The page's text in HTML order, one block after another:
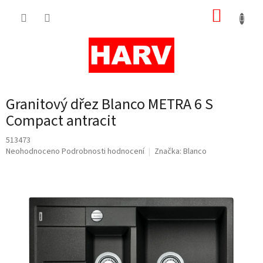
Granitový dřez Blanco METRA 6 S
Compact antracit
513473
Průměrné
hvězdiček.
Neohodnoceno Podrobnosti hodnocení Značka: Blanco